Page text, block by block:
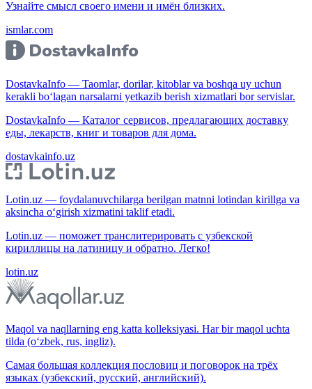
Узнайте смысл своего имени и имён близких.
ismlar.com
DostavkaInfo — Taomlar, dorilar, kitoblar va boshqa uy uchun
kerakli bo‘lagan narsalarni yetkazib berish xizmatlari bor servislar.
DostavkaInfo — Каталог сервисов, предлагающих доставку
еды, лекарств, книг и товаров для дома.
dostavkainfo.uz
Lotin.uz — foydalanuvchilarga berilgan matnni lotindan kirillga va
aksincha o‘girish xizmatini taklif etadi.
Lotin.uz — поможет транслитерировать с узбекской
кириллицы на латиницу и обратно. Легко!
lotin.uz
Maqol va naqllarning eng katta kolleksiyasi. Har bir maqol uchta
tilda (o‘zbek, rus, ingliz).
Самая большая коллекция пословиц и поговорок на трёх
языках (узбекский, русский, английский).